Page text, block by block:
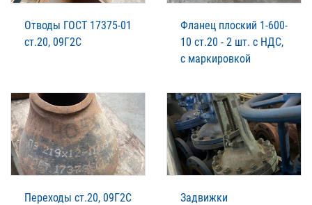
Отводы ГОСТ 17375-01
ст.20, 09Г2С
Фланец плоский 1-600-
10 ст.20 - 2 шт. с НДС,
с маркировкой
Переходы ст.20, 09Г2С Задвижки